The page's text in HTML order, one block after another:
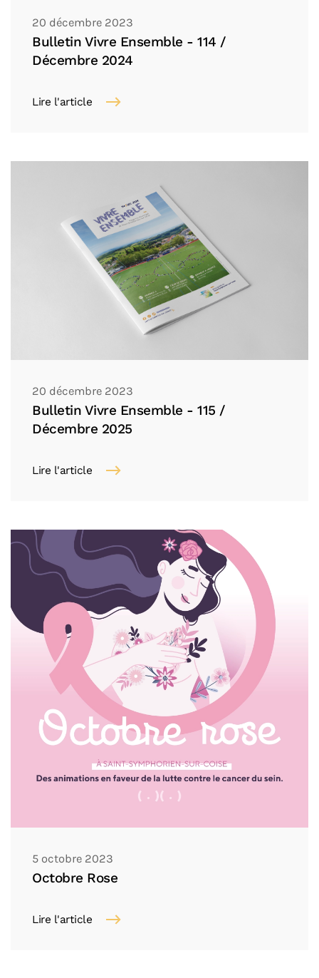
20 décembre 2023
Bulletin Vivre Ensemble - 114 /
Décembre 2024
Lire l'article
20 décembre 2023
Bulletin Vivre Ensemble - 115 /
Décembre 2025
Lire l'article
5 octobre 2023
Octobre Rose
Lire l'article